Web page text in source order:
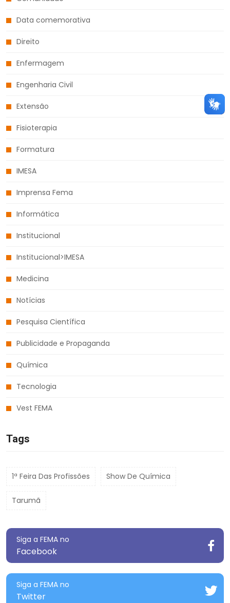
Data comemorativa
Direito
Enfermagem
Engenharia Civil
Extensão
Fisioterapia
Formatura
IMESA
Imprensa Fema
Informática
Institucional
Institucional>IMESA
Medicina
Notícias
Pesquisa Científica
Publicidade e Propaganda
Química
Tecnologia
Vest FEMA
Tags
1ª Feira Das Profissões Show De Química
Tarumã
Siga a FEMA no
Facebook
Siga a FEMA no
Twitter